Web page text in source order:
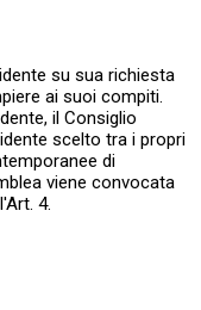
su sua richiesta
ai suoi compiti.
il Consiglio
scelto tra i propri
di
viene convocata
4.